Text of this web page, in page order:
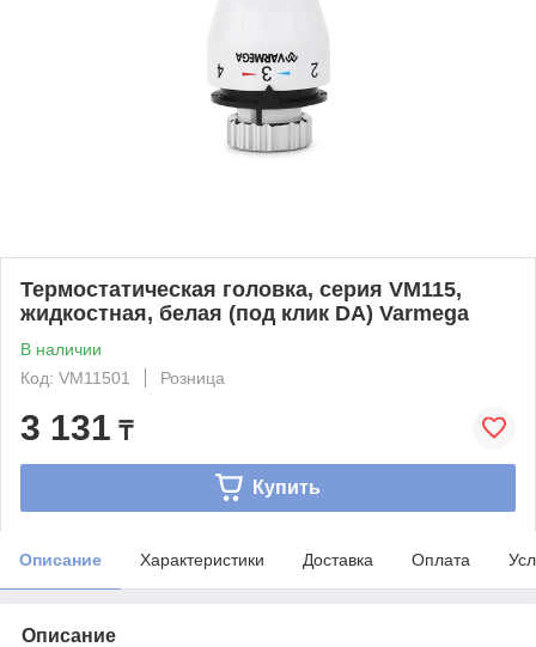
Термостатическая головка, серия VM115,
жидкостная, белая (под клик DA) Varmega
В наличии
Код: VM11501
Розница
3 131 ₸
Купить
Описание Характеристики Доставка Оплата
Описание